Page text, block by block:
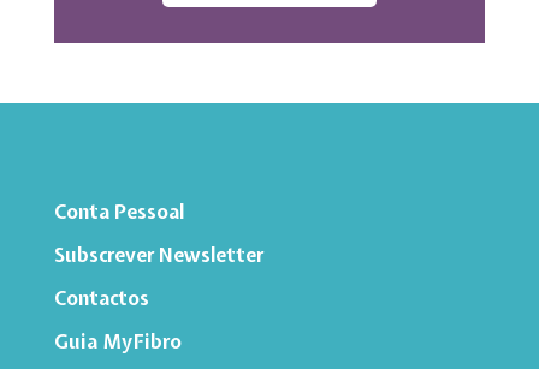
Conta Pessoal
Subscrever Newsletter
Contactos
Guia MyFibro